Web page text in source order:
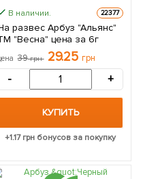
В наличии. 22377
развес Арбуз "Альянс"
"Весна" цена за 6г
39грн 29.25 грн
- +
КУПИТЬ
+1.17грн бонусов за покупку